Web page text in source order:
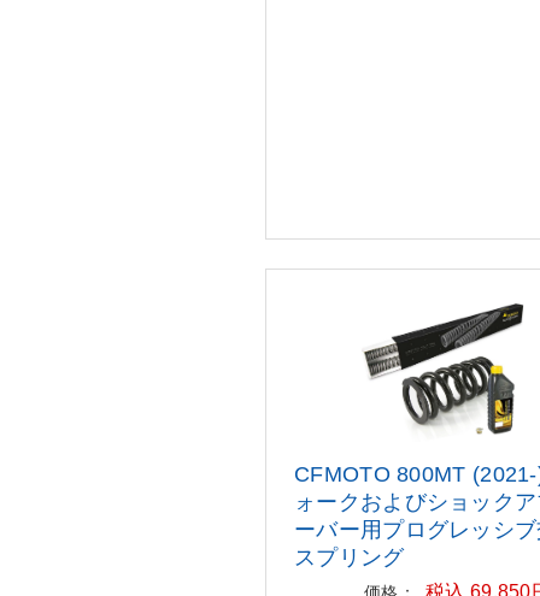
CFMOTO 800MT
ォークおよびショック
ーバー用プログレッシ
スプリング
価格：
税込 69,850